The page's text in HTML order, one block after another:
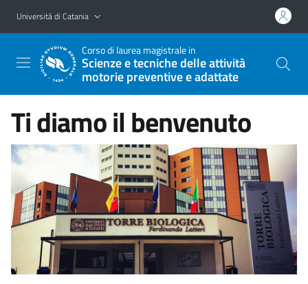
Vai al contenuto principale
Vai al menu di navigazione
Università di Catania
Corso di laurea magistrale in
Scienze e tecniche delle attività
motorie preventive e adattate
Ti diamo il benvenuto